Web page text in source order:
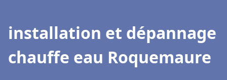
installation et dépannage
chauffe eau Roquemaure